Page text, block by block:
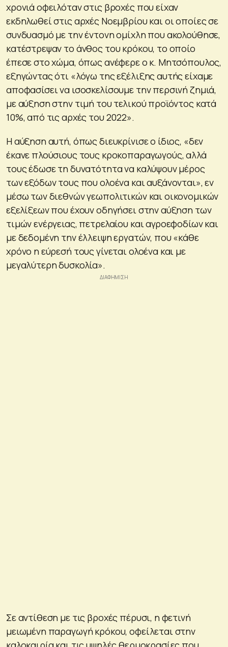
χρονιά οφειλόταν στις βροχές που είχαν
εκδηλωθεί στις αρχές Νοεμβρίου και οι οποίες σε
συνδυασμό με την έντονη ομίχλη που ακολούθησε,
κατέστρεψαν το άνθος του κρόκου, το οποίο
έπεσε στο χώμα, όπως ανέφερε ο κ. Μητσόπουλος,
εξηγώντας ότι «λόγω της εξέλιξης αυτής είχαμε
αποφασίσει να ισοσκελίσουμε την περσινή ζημιά,
με αύξηση στην τιμή του τελικού προϊόντος κατά
10%, από τις αρχές του 2022».
Η αύξηση αυτή, όπως διευκρίνισε ο ίδιος, «δεν
έκανε πλούσιους τους κροκοπαραγωγούς, αλλά
τους έδωσε τη δυνατότητα να καλύψουν μέρος
των εξόδων τους που ολοένα και αυξάνονται», εν
μέσω των διεθνών γεωπολιτικών και οικονομικών
εξελίξεων που έχουν οδηγήσει στην αύξηση των
τιμών ενέργειας, πετρελαίου και αγροεφοδίων και
με δεδομένη την έλλειψη εργατών, που «κάθε
χρόνο η εύρεσή τους γίνεται ολοένα και με
μεγαλύτερη δυσκολία».
Σε αντίθεση με τις βροχές πέρυσι, η φετινή
μειωμένη παραγωγή κρόκου, οφείλεται στην